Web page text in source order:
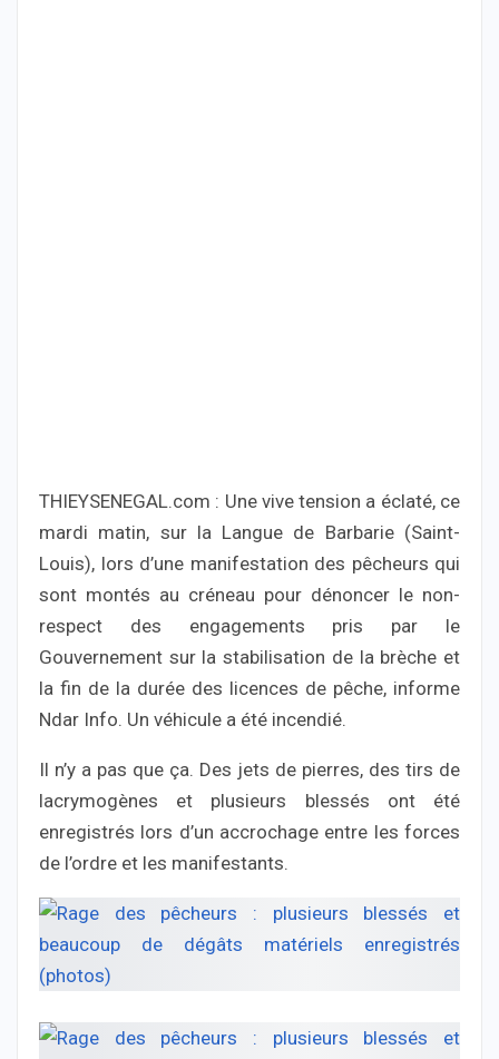
THIEYSENEGAL.com : Une vive tension a éclaté, ce
mardi matin, sur la Langue de Barbarie (Saint-
Louis), lors d’une manifestation des pêcheurs qui
sont montés au créneau pour dénoncer le non-
respect des engagements pris par le
Gouvernement sur la stabilisation de la brèche et
la fin de la durée des licences de pêche, informe
Ndar Info. Un véhicule a été incendié.
Il n’y a pas que ça. Des jets de pierres, des tirs de
lacrymogènes et plusieurs blessés ont été
enregistrés lors d’un accrochage entre les forces
de l’ordre et les manifestants.